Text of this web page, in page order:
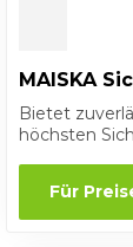
MAISKA
Bietet
höchsten
Für